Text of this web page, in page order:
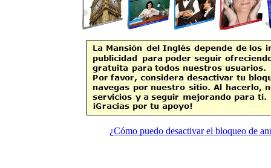
¿Cómo puedo desactivar el bloqueo de